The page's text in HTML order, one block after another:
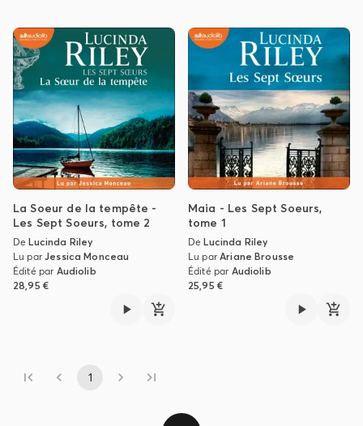
La Soeur de la tempête -
Les Sept Soeurs, tome 2
DeLucinda Riley
Lu parJessica Monceau
Édité par Audiolib
28,95 €
Maia - Les Sept Soeurs,
tome 1
DeLucinda Riley
Lu parAriane Brousse
Édité par Audiolib
25,95 €
1